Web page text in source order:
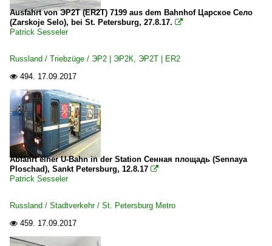
Ausfahrt von ЭР2T (ER2T) 7199 aus dem Bahnhof Царское Село
(Zarskoje Selo), bei St. Petersburg, 27.8.17. 
Patrick Sesseler
Russland / Triebzüge / ЭР2 | ЭР2К, ЭР2T | ER2
 494. 17.09.2017
Abfahrt einer U-Bahn in der Station Сенная площадь (Sennaya
Ploschad), Sankt Petersburg, 12.8.17 
Patrick Sesseler
Russland / Stadtverkehr / St. Petersburg Metro
 459. 17.09.2017